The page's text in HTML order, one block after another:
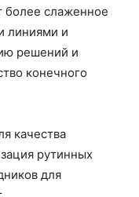
более слаженное
линиями и
решений и
конечного
качества
рутинных
для